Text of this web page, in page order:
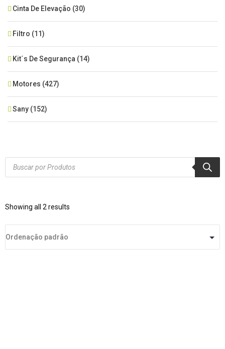
Cinta De Elevação (30)
Filtro (11)
Kit´s De Segurança (14)
Motores (427)
Sany (152)
Xcmg(425)
Products
search
Showing all 2 results